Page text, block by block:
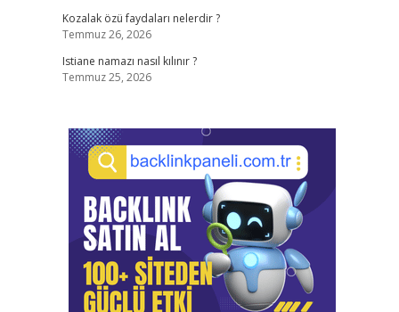
Kozalak özü faydaları nelerdir ?
Temmuz 26, 2026
Istiane namazı nasıl kılınır ?
Temmuz 25, 2026